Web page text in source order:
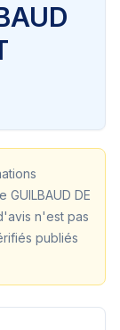
GUILBAUD DE
n'est pas
publiés